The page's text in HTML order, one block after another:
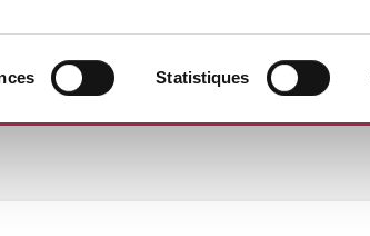
Statistiques
& PROMOTION ACTUALITÉS